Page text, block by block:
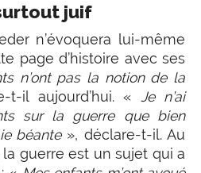
juif
n’évoquera lui-même
page d’histoire avec ses
n’ont pas la notion de la
il aujourd’hui. « Je n’ai
sur la guerre que bien
béante», déclare-t-il. Au
guerre est un sujet qui a